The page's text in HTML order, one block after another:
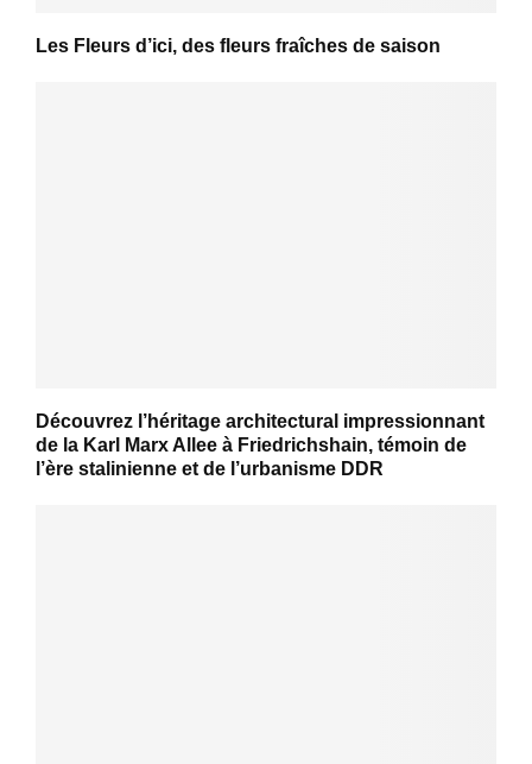
Les Fleurs d’ici, des fleurs fraîches de saison
Découvrez l’héritage architectural impressionnant
de la Karl Marx Allee à Friedrichshain, témoin de
l’ère stalinienne et de l’urbanisme DDR